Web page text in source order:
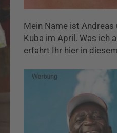
Mein Name ist
Kuba im April. Was ich
erfahrt Ihr hier in